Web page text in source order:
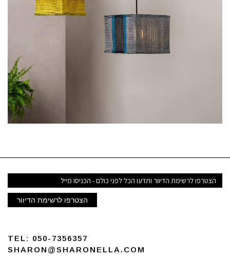
דואר
אלקטרוני
הצטרפו לרשימת הדיוור
TEL: 050-7356357
SHARON@SHARONELLA.COM